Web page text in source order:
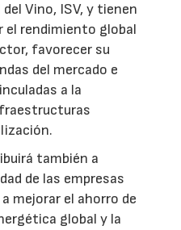
Vino, ISV, y tienen
el rendimiento global
favorecer su
del mercado e
a la
también a
de las empresas
mejorar el ahorro de
global y la